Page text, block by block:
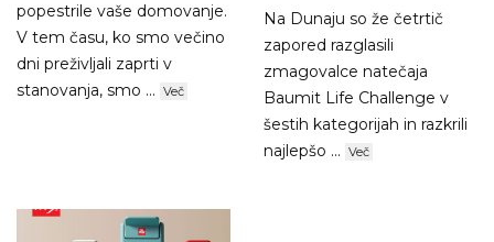
popestrile vaše domovanje.
V tem času, ko smo večino
dni preživljali zaprti v
stanovanja, smo ... Več
Na Dunaju so že četrtič
zapored razglasili
zmagovalce natečaja
Baumit Life Challenge v
šestih kategorijah in razkrili
najlepšo ... Več